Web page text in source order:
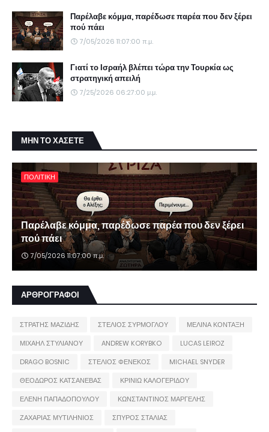
Παρέλαβε κόμμα, παρέδωσε παρέα που δεν ξέρει
πού πάει
7/05/2026 11:07:00 π.μ.
Γιατί το Ισραήλ βλέπει τώρα την Τουρκία ως
στρατηγική απειλή
7/25/2026 06:27:00 μ.μ.
ΜΗΝ ΤΟ ΧΑΣΕΤΕ
ΠΟΛΙΤΙΚΗ
Παρέλαβε κόμμα, παρέδωσε παρέα που δεν ξέρει
πού πάει
7/05/2026 11:07:00 π.μ.
ΑΡΘΡΟΓΡΑΦΟΙ
ΣΤΡΑΤΗΣ ΜΑΖΙΔΗΣ ΣΤΕΛΙΟΣ ΣΥΡΜΟΓΛΟΥ
ΜΕΛΙΝΑ ΚΟΝΤΑΞΗ
ΜΙΧΑΗΛ ΣΤΥΛΙΑΝΟΥ
ANDREW KORYBKO
LUCAS LEIROZ
DRAGO BOSNIC
ΣΤΕΛΙΟΣ ΦΕΝΕΚΟΣ
MICHAEL SNYDER
ΘΕΟΔΩΡΟΣ ΚΑΤΣΑΝΕΒΑΣ
ΚΡΙΝΙΩ ΚΑΛΟΓΕΡΙΔΟΥ
ΕΛΕΝΗ ΠΑΠΑΔΟΠΟΥΛΟΥ
ΚΩΝΣΤΑΝΤΙΝΟΣ ΜΑΡΓΕΛΗΣ
ΖΑΧΑΡΙΑΣ ΜΥΤΙΛΗΝΙΟΣ
ΣΠΥΡΟΣ ΣΤΑΛΙΑΣ